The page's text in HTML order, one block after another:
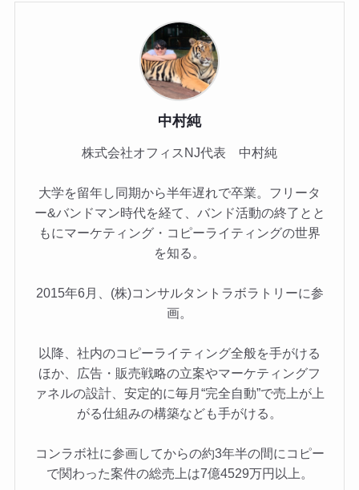
中村純
株式会社オフィスNJ代表 中村純
大学を留年し同期から半年遅れで卒業。フリータ
ー&バンドマン時代を経て、バンド活動の終了とと
もにマーケティング・コピーライティングの世界
を知る。
2015年6月、(株)コンサルタントラボラトリーに参
画。
以降、社内のコピーライティング全般を手がける
ほか、広告・販売戦略の立案やマーケティングフ
ァネルの設計、安定的に毎月“完全自動”で売上が上
がる仕組みの構築なども手がける。
コンラボ社に参画してからの約3年半の間にコピー
で関わった案件の総売上は7億4529万円以上。